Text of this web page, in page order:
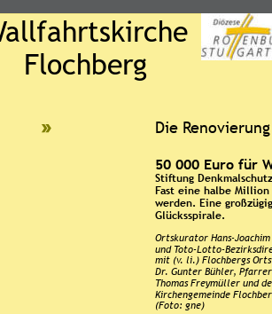
Flochberg
Die
50 000 Euro für
Stiftung
Fast eine halbe
werden. Eine
Glücksspirale.
Ortskurator Hans-
und Toto-Lotto-
mit (v. li.) Flochbergs
Dr. Gunter Bühler,
Thomas Freymüller und
Kirchengemeinde
(Foto: gne)